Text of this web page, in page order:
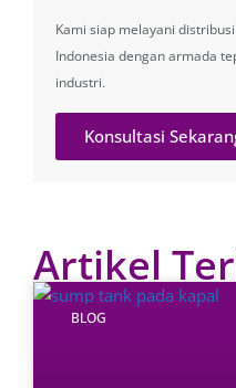
Kami siap melayani
Indonesia dengan armada
industri.
Konsultasi
Artikel
BLOG